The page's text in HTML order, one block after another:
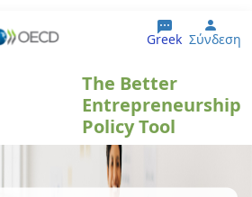
περιεχόμενο
Greek User
Σύνδεση
The Better
Entrepreneurship
Policy Tool